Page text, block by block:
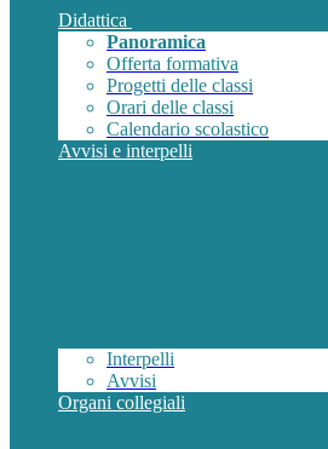
Didattica
Panoramica
Offerta formativa
Progetti delle classi
Orari delle classi
Calendario scolastico
Avvisi e interpelli
Interpelli
Avvisi
Organi collegiali